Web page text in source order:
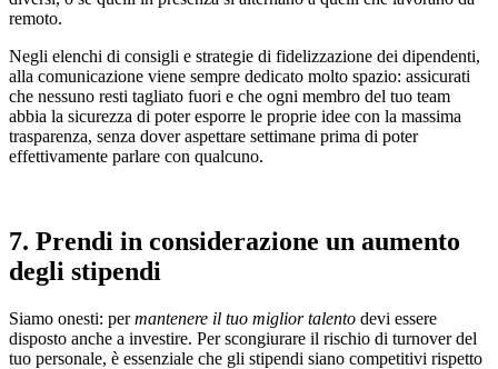
remoto.
Negli elenchi di consigli e strategie di fidelizzazione dei dipendenti,
alla comunicazione viene sempre dedicato molto spazio: assicurati
che nessuno resti tagliato fuori e che ogni membro del tuo team
abbia la sicurezza di poter esporre le proprie idee con la massima
trasparenza, senza dover aspettare settimane prima di poter
effettivamente parlare con qualcuno.
7. Prendi in considerazione un aumento
degli stipendi
Siamo onesti: permantenere il tuo miglior talento devi essere
disposto anche a investire. Per scongiurare il rischio di turnover del
tuo personale, è essenziale che gli stipendi siano competitivi rispetto